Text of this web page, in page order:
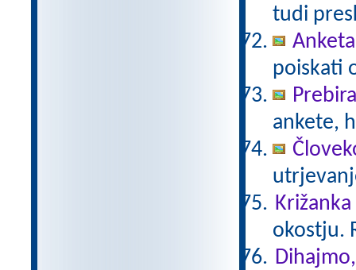
tudi
poiskati
ankete,
okostju.